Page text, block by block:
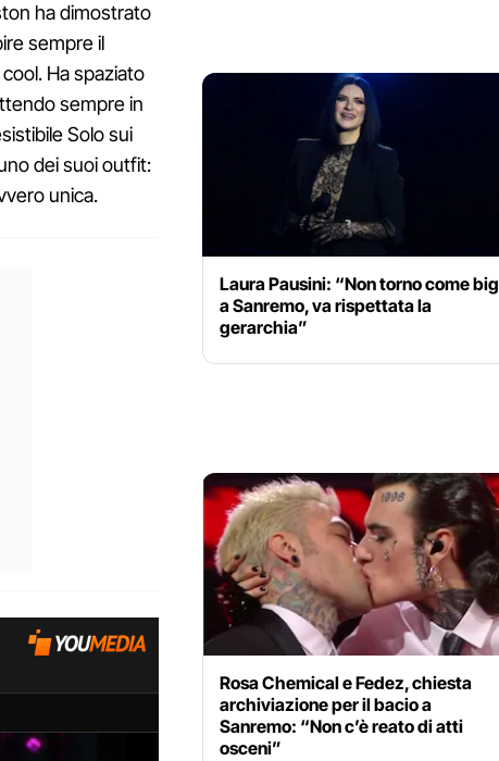
ha dimostrato
sempre il
Ha spaziato
sempre in
Solo sui
dei suoi outfit:
unica.
Laura Pausini: “Non torno come big
a Sanremo, va rispettata la
gerarchia”
Rosa Chemical e Fedez, chiesta
archiviazione per il bacio a
Sanremo: “Non c’è reato di atti
osceni”